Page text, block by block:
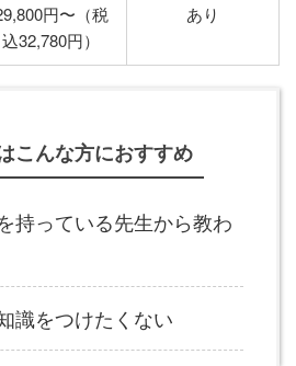
円〜（税
込32,780円）
あり
こんな方におすすめ
持っている先生から教わ
識をつけたくない